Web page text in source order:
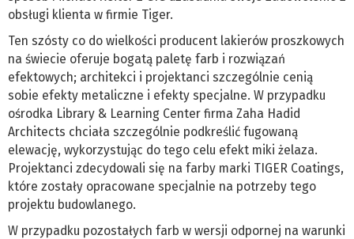
obsługi klienta w firmie Tiger.
Ten szósty co do wielkości producent lakierów proszkowych
na świecie oferuje bogatą paletę farb i rozwiązań
efektowych; architekci i projektanci szczególnie cenią
sobie efekty metaliczne i efekty specjalne. W przypadku
ośrodka Library & Learning Center firma Zaha Hadid
Architects chciała szczególnie podkreślić fugowaną
elewację, wykorzystując do tego celu efekt miki żelaza.
Projektanci zdecydowali się na farby marki TIGER Coatings,
które zostały opracowane specjalnie na potrzeby tego
projektu budowlanego.
W przypadku pozostałych farb w wersji odpornej na warunki